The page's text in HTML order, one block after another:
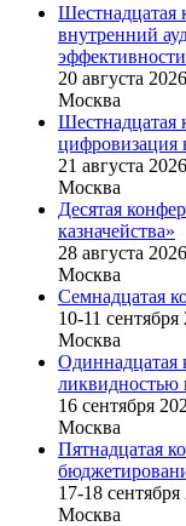
Шестнадцатая
внутренний
20 августа
Москва
цифровизация
21 августа
Москва
Десятая
казначейства»
28 августа
Москва
Семнадцатая
10-11 сентября
Москва
Одиннадцатая
ликвидностью
16 cентября
Москва
Пятнадцатая
17-18 сентября
Москва